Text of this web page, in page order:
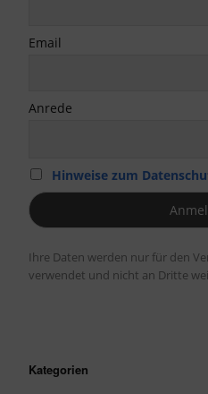
Email
Anrede
Hinweise zum
Ihre Daten werden nur für den
verwendet und nicht an Dritte
Kategorien